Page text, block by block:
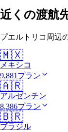
近くの渡航
プエルトリコ周辺
🇲🇽
メキシコ
9,881プラン
🇦🇷
アルゼンチン
8,386プラン
🇧🇷
ブラジル